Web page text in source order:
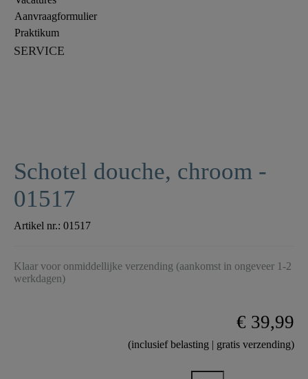
Aanvraagformulier
Praktikum
SERVICE
Schotel douche, chroom -
01517
Artikel nr.: 01517
Klaar voor onmiddellijke verzending (aankomst in ongeveer 1-2
werkdagen)
€ 39,99
(inclusief belasting | gratis verzending)